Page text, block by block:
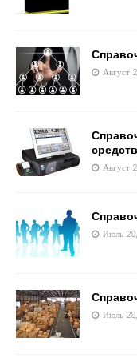
Август
Август
Июль
Июль